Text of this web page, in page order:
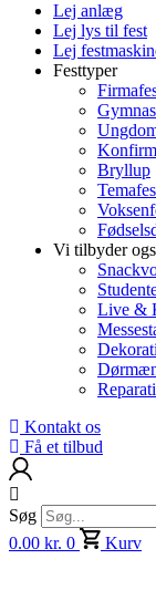
Lej anlæg
Lej lys til fest
Lej
Festtyper
Bryllup
Vi tilbyder
Live &
Kontakt os
Få et tilbud
Søg
0.00 kr. 0 Kurv